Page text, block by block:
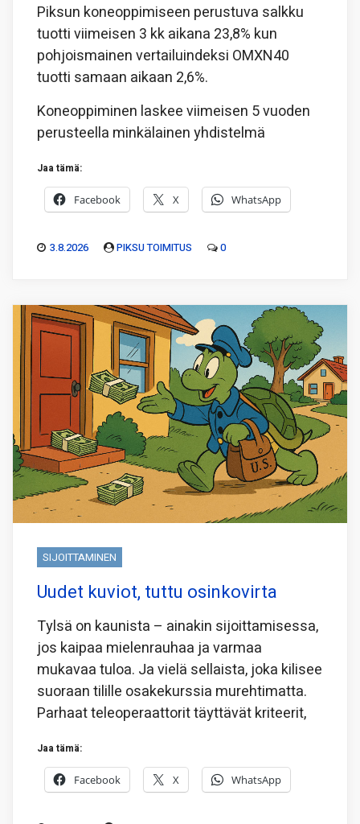
Piksun koneoppimiseen perustuva salkku
tuotti viimeisen 3 kk aikana 23,8% kun
pohjoismainen vertailuindeksi OMXN40
tuotti samaan aikaan 2,6%.
Koneoppiminen laskee viimeisen 5 vuoden
perusteella minkälainen yhdistelmä
Jaa tämä:
Facebook X WhatsApp
3.8.2026 PIKSU TOIMITUS 0
SIJOITTAMINEN
Uudet kuviot, tuttu osinkovirta
Tylsä on kaunista – ainakin sijoittamisessa,
jos kaipaa mielenrauhaa ja varmaa
mukavaa tuloa. Ja vielä sellaista, joka kilisee
suoraan tilille osakekurssia murehtimatta.
Parhaat teleoperaattorit täyttävät kriteerit,
Jaa tämä:
Facebook X WhatsApp